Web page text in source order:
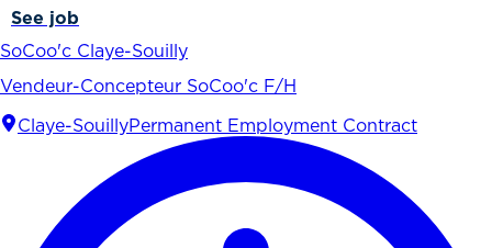
See job
SoCoo'c Claye-Souilly
Vendeur-Concepteur SoCoo'c F/H
Claye-SouillyPermanent Employment Contract